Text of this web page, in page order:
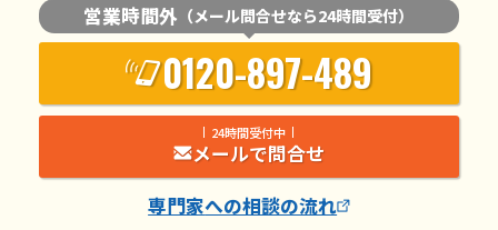
営業時間外 （メール問合せなら24時間受付）
0120-897-489
24時間受付中
メールで問合せ
専門家への相談の流れ